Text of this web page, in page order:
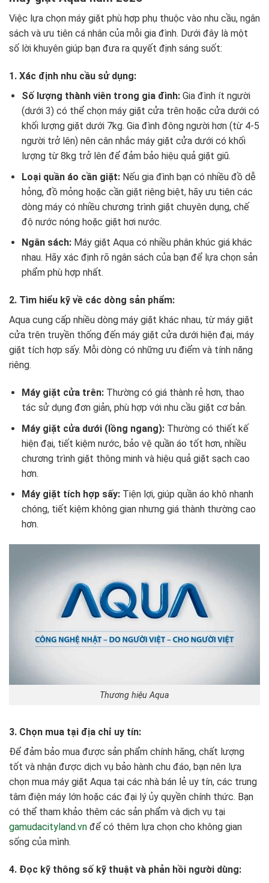
Việc lựa chọn máy giặt phù hợp phụ thuộc vào nhu cầu, ngân
sách và ưu tiên cá nhân của mỗi gia đình. Dưới đây là một
số lời khuyên giúp bạn đưa ra quyết định sáng suốt:
1. Xác định nhu cầu sử dụng:
Số lượng thành viên trong gia đình:Gia đình ít người
(dưới 3) có thể chọn máy giặt cửa trên hoặc cửa dưới có
khối lượng giặt dưới 7kg. Gia đình đông người hơn (từ 4-5
người trở lên) nên cân nhắc máy giặt cửa dưới có khối
lượng từ 8kg trở lên để đảm bảo hiệu quả giặt giũ.
Loại quần áo cần giặt:Nếu gia đình bạn có nhiều đồ dễ
hỏng, đồ mỏng hoặc cần giặt riêng biệt, hãy ưu tiên các
dòng máy có nhiều chương trình giặt chuyên dụng, chế
độ nước nóng hoặc giặt hơi nước.
Ngân sách:Máy giặt Aqua có nhiều phân khúc giá khác
nhau. Hãy xác định rõ ngân sách của bạn để lựa chọn sản
phẩm phù hợp nhất.
2. Tìm hiểu kỹ về các dòng sản phẩm:
Aqua cung cấp nhiều dòng máy giặt khác nhau, từ máy giặt
cửa trên truyền thống đến máy giặt cửa dưới hiện đại, máy
giặt tích hợp sấy. Mỗi dòng có những ưu điểm và tính năng
riêng.
Máy giặt cửa trên:Thường có giá thành rẻ hơn, thao
tác sử dụng đơn giản, phù hợp với nhu cầu giặt cơ bản.
Máy giặt cửa dưới (lồng ngang):Thường có thiết kế
hiện đại, tiết kiệm nước, bảo vệ quần áo tốt hơn, nhiều
chương trình giặt thông minh và hiệu quả giặt sạch cao
hơn.
Máy giặt tích hợp sấy:Tiện lợi, giúp quần áo khô nhanh
chóng, tiết kiệm không gian nhưng giá thành thường cao
hơn.
Thương hiệu Aqua
3. Chọn mua tại địa chỉ uy tín:
Để đảm bảo mua được sản phẩm chính hãng, chất lượng
tốt và nhận được dịch vụ bảo hành chu đáo, bạn nên lựa
chọn mua máy giặt Aqua tại các nhà bán lẻ uy tín, các trung
tâm điện máy lớn hoặc các đại lý ủy quyền chính thức. Bạn
có thể tham khảo thêm các sản phẩm và dịch vụ tại
gamudacityland.vn để có thêm lựa chọn cho không gian
sống của mình.
4. Đọc kỹ thông số kỹ thuật và phản hồi người dùng: